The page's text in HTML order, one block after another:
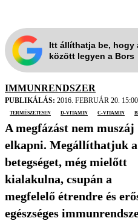
Itt állíthatja be, hogy
között legyen a Bors
IMMUNRENDSZER
PUBLIKÁLÁS: 2016. FEBRUÁR 20. 15:00
természetesen
D-vitamin c-vitamin
A megfázást nem muszáj
elkapni. Megállíthatjuk a
betegséget, még mielőtt
kialakulna, csupán a
megfelelő étrendre és
egészséges